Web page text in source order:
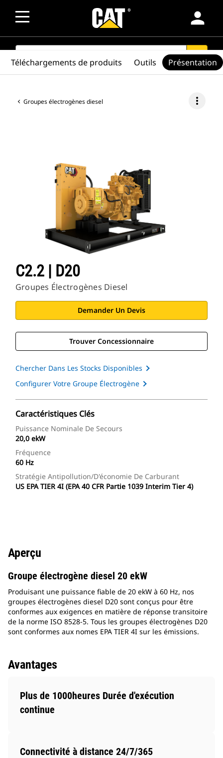
person
SEARCH search
Groupes électrogènes diesel more_vert
C2.2 | D20
Groupes Électrogènes Diesel
Demander Un Devis
Trouver Concessionnaire
Chercher Dans Les Stocks Disponibles
Configurer Votre Groupe Électrogène
Caractéristiques Clés
Puissance Nominale De Secours
20,0 ekW
Fréquence
60 Hz
Stratégie Antipollution/d'économie De Carburant
US EPA TIER 4I (EPA 40 CFR Partie 1039 Interim Tier 4)
Téléchargements de produits Outils Présentation
Aperçu
Groupe électrogène diesel 20 ekW
Produisant une puissance fiable de 20 ekW à 60 Hz, nos
groupes électrogènes diesel D20 sont conçus pour être
conformes aux exigences en matière de réponse transitoire
de la norme ISO 8528-5. Tous les groupes électrogènes D20
sont conformes aux nomes EPA TIER 4I sur les émissions.
Avantages
Plus de 1000heures Durée d'exécution
continue
Connectivité à distance 24/7/365